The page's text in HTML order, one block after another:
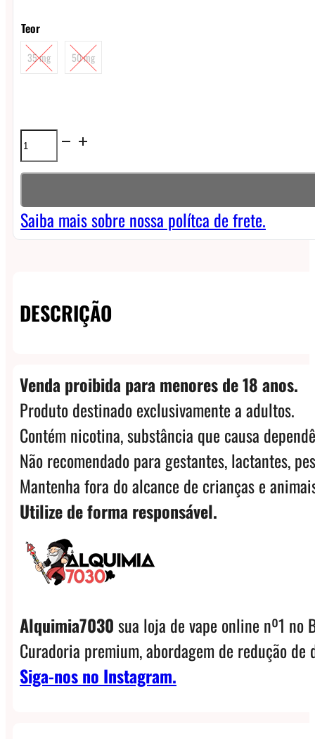
Teor
35 mg 50 mg
Líquido
Maskking
-
Grape
quantidade
Saiba mais sobre nossa polítca de frete.
DESCRIÇÃO
Venda proibida para menores de 18 anos.
Produto destinado exclusivamente a adultos.
Contém nicotina, substância que causa
Não recomendado para gestantes, lactantes,
Mantenha fora do alcance de crianças e
Utilize de forma responsável.
Alquimia7030sua loja de vape online nº1 no
Curadoria premium, abordagem de redução
Siga-nos no Instagram.